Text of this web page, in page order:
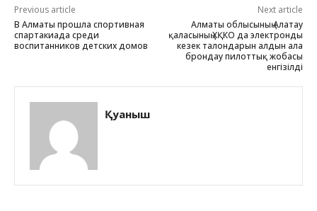
Previous article
В Алматы прошла спортивная
спартакиада среди
воспитанников детских домов
Next article
Алматы облысының Алатау
қаласының ХҚКО да электронды
кезек талондарын алдын ала
брондау пилоттық жобасы
енгізілді
Қуаныш